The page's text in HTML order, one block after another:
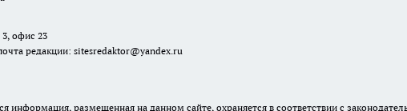
3, офис 23
редакции: sitesredaktor@yandex.ru
информация, размещенная на данном сайте, охраняется в соответствии с